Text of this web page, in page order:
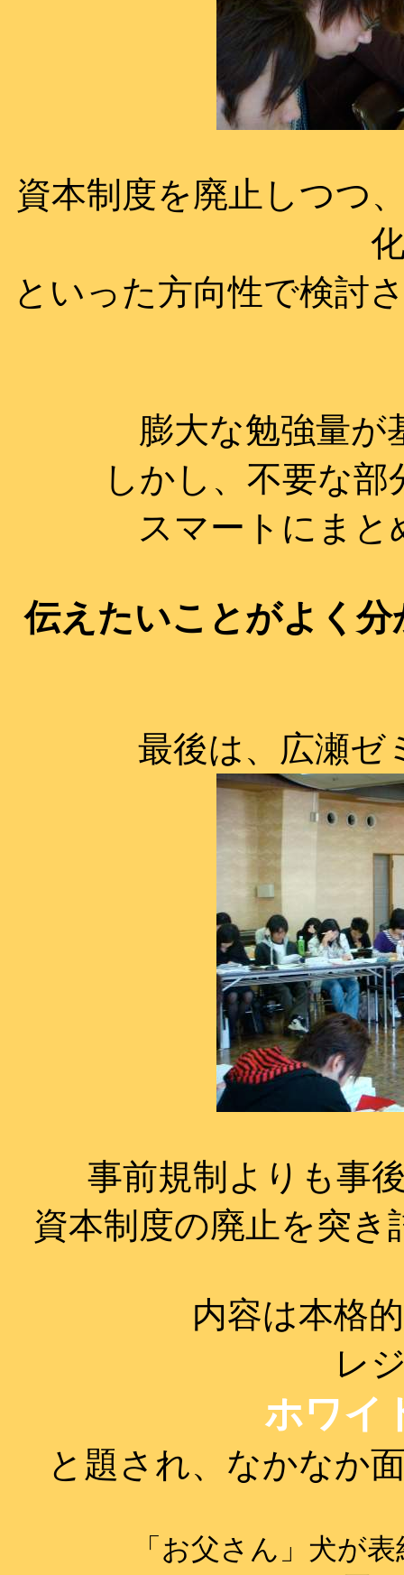
資本制度を廃止しつつ
といった方向性で検討
膨大な勉強量が
しかし、不要な
スマートにま
伝えたいことがよく分
最後は、広瀬ゼ
事前規制よりも事
資本制度の廃止を突
内容は本格
レ
ホワイ
と題され、なかなか
「お父さん」犬が